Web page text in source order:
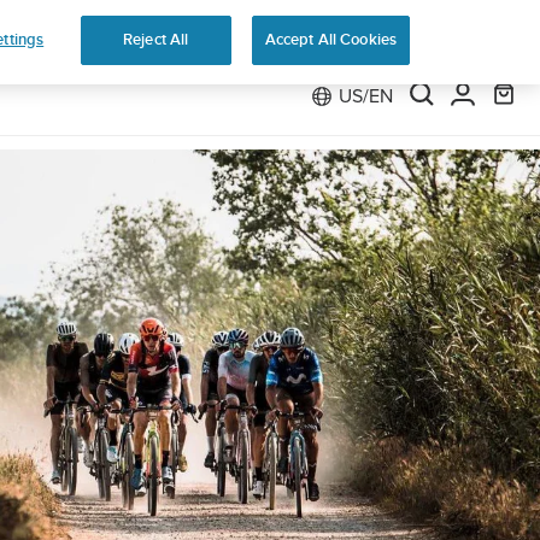
US/EN
Reject All Accept All Cookies